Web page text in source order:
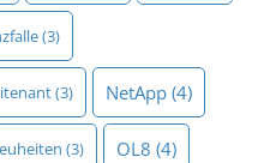
(3)
(3) NetApp (4)
(3) OL8 (4)